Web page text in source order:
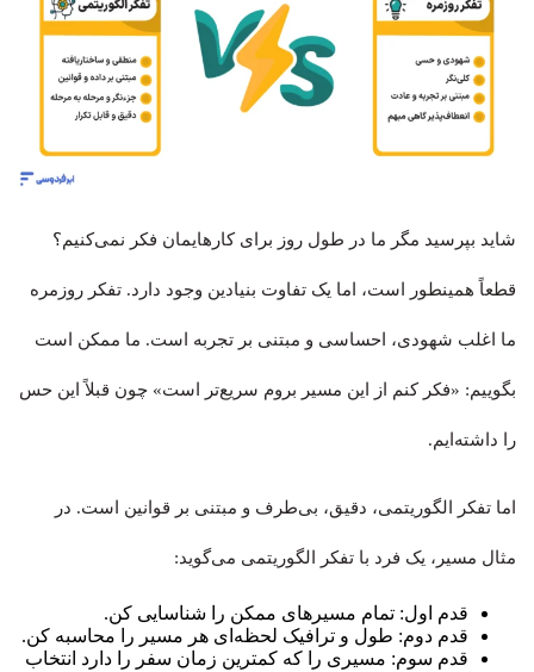
شاید بپرسید مگر ما در طول روز برای کارهایمان فکر نمی‌کنیم؟
قطعاً همینطور است، اما یک تفاوت بنیادین وجود دارد. تفکر روزمره
ما اغلب شهودی، احساسی و مبتنی بر تجربه است. ما ممکن است
بگوییم: «فکر کنم از این مسیر بروم سریع‌تر است» چون قبلاً این حس
را داشته‌ایم.
اما تفکر الگوریتمی، دقیق، بی‌طرف و مبتنی بر قوانین است. در
مثال مسیر، یک فرد با تفکر الگوریتمی می‌گوید:
قدم اول: تمام مسیرهای ممکن را شناسایی کن.
قدم دوم: طول و ترافیک لحظه‌ای هر مسیر را محاسبه کن.
قدم سوم: مسیری را که کمترین زمان سفر را دارد انتخاب